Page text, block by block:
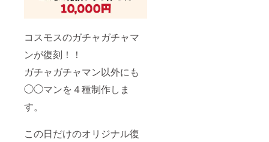
コスモスのガチャガチャマ
ンが復刻！！
ガチャガチャマン以外にも
◯◯マンを４種制作しま
す。
この日だけのオリジナル復